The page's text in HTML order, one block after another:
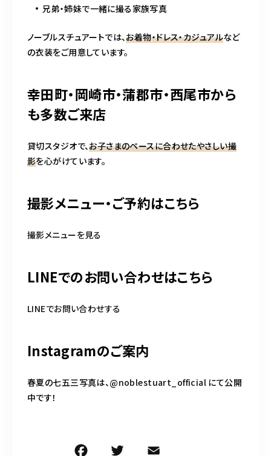
兄弟・姉妹で一緒に撮る家族写真
ノーブルスチュアートでは、お着物・ドレス・カジュアルなど
の衣装をご用意しています。
幸田町・岡崎市・蒲郡市・西尾市から
も多数ご来店
貸切スタジオで、お子さまのペースに合わせたやさしい撮
影を心がけています。
撮影メニュー・ご予約はこちら
撮影メニューを見る
LINEでのお問い合わせはこちら
LINEでお問い合わせする
Instagramのご案内
春夏の七五三写真は、 @noblestuart_official にて公開
中です！